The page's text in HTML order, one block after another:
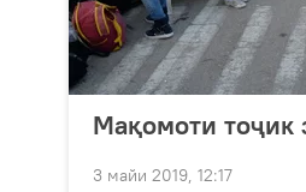
Мақомоти тоҷик
3 майи 2019, 12:17